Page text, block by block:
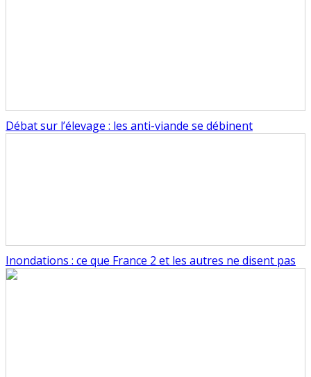
Débat sur l’élevage : les anti-viande se débinent
Inondations : ce que France 2 et les autres ne disent pas